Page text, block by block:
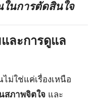
นการตัดสินใจ
ละการดูแล
ม่ใช่แค่เรื่องเหนือ
สภาพจิตใจ และ